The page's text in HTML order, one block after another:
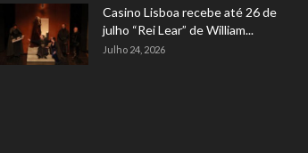
Casino Lisboa recebe até 26 de
julho “Rei Lear” de William...
Julho 24, 2026